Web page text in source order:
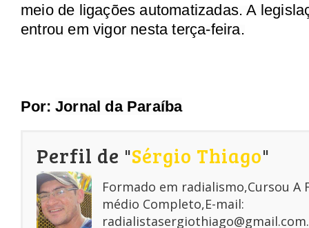
meio de ligações automatizadas. A
entrou em vigor nesta terça-feira.
Por: Jornal da Paraíba
Perfil de "Sérgio Thiago"
Formado em radialismo,Cursou A
médio Completo,E-mail:
radialistasergiothiago@gmail.com.